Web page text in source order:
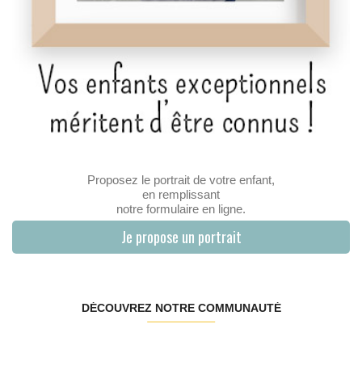
Proposez le portrait de votre enfant,
en remplissant
notre formulaire en ligne.
Je propose un portrait
DÉCOUVREZ NOTRE COMMUNAUTÉ